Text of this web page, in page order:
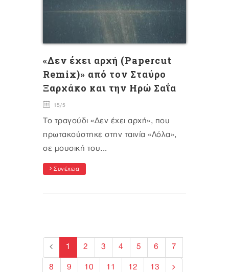
«Δεν έχει αρχή (Papercut
Remix)» από τον Σταύρο
Ξαρχάκο και την Ηρώ Σαΐα
15/5
Το τραγούδι «Δεν έχει αρχή», που
πρωτακούστηκε στην ταινία «Λόλα»,
σε μουσική του...
Συνέχεια
1 2 3 4 5 6 7
8 9 10 11 12 13